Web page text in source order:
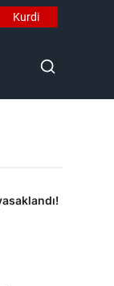
Kurdi